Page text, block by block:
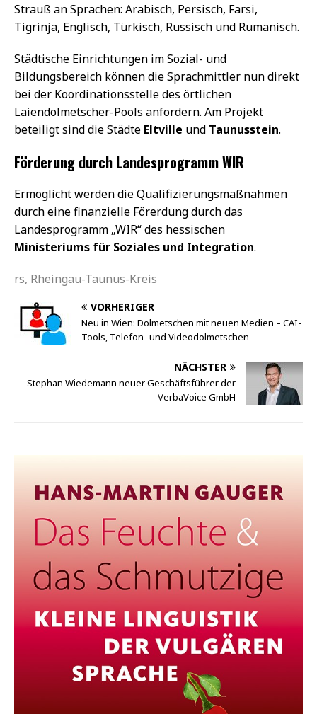
Strauß an Sprachen: Arabisch, Persisch, Farsi,
Tigrinja, Englisch, Türkisch, Russisch und Rumänisch.
Städtische Einrichtungen im Sozial- und
Bildungsbereich können die Sprachmittler nun direkt
bei der Koordinationsstelle des örtlichen
Laiendolmetscher-Pools anfordern. Am Projekt
beteiligt sind die Städte Eltville und Taunusstein.
Förderung durch Landesprogramm WIR
Ermöglicht werden die Qualifizierungsmaßnahmen
durch eine finanzielle Förerdung durch das
Landesprogramm „WIR“ des hessischen
Ministeriums für Soziales und Integration.
rs, Rheingau-Taunus-Kreis
VORHERIGER
Neu in Wien: Dolmetschen mit neuen Medien – CAI-
Tools, Telefon- und Videodolmetschen
NÄCHSTER
Stephan Wiedemann neuer Geschäftsführer der
VerbaVoice GmbH